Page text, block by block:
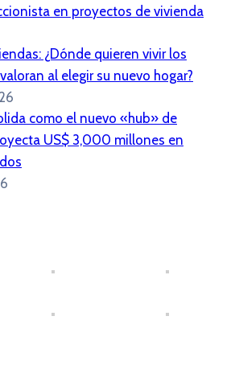
en proyectos de vivienda
¿Dónde quieren vivir los
al elegir su nuevo hogar?
como el nuevo «hub» de
US$ 3,000 millones en